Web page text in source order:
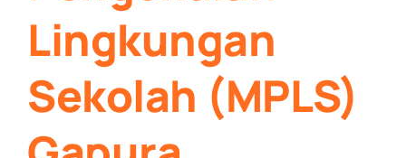
Lingkungan
Sekolah (MPLS)